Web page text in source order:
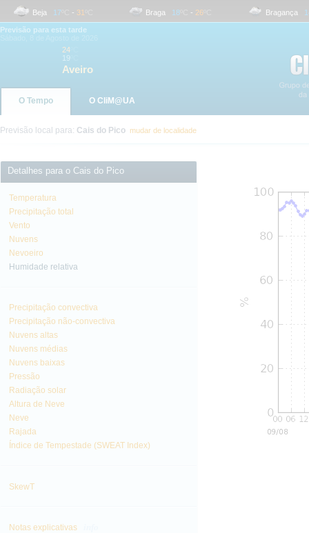
Beja 17 ºC- 31 ºC Braga 18 ºC- 26 ºC Bragança 14
Previsão para esta tarde
24
19
Aveiro
O Tempo O CliM@UA
Previsão local para: Cais do Pico mudar de localidade
Detalhes para o Cais do Pico
Temperatura
Precipitação total
Vento
Nuvens
Nevoeiro
Humidade relativa
Precipitação convectiva
Precipitação não-convectiva
Nuvens altas
Nuvens médias
Nuvens baixas
Pressão
Radiação solar
Altura de Neve
Neve
Rajada
Índice de Tempestade (SWEAT Index)
SkewT
Notas explicativas